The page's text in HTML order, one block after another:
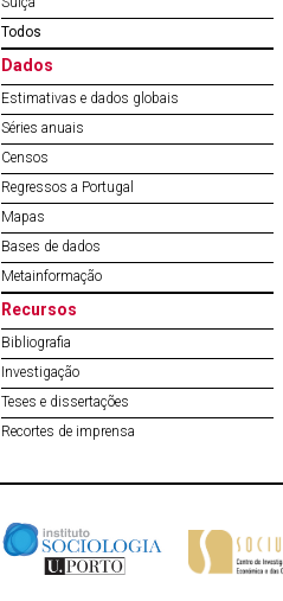
Todos
Dados
Estimativas e dados globais
Séries anuais
Censos
Regressos a Portugal
Mapas
Bases de dados
Metainformação
Recursos
Bibliografia
Investigação
Teses e dissertações
Recortes de imprensa